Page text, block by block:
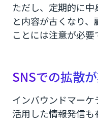
ただし、定期的に
と内容が古くなり、
ことには注意が必要
SNSでの拡散
インバウンドマーケ
活用した情報発信も